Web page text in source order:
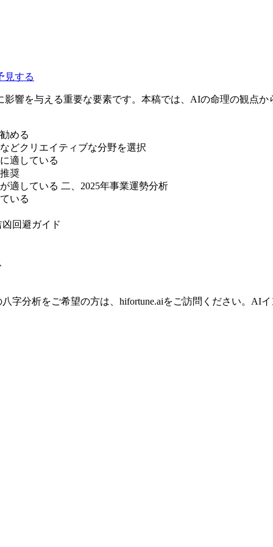
見する
響を与える重要な要素です。本稿では、AIの命理の観点
める
どクリエイティブな分野を選択
適している
奨
適している 二、2025年事業運勢分析
いる
回避ガイド
字分析をご希望の方は、hifortune.aiをご訪問ください。AI